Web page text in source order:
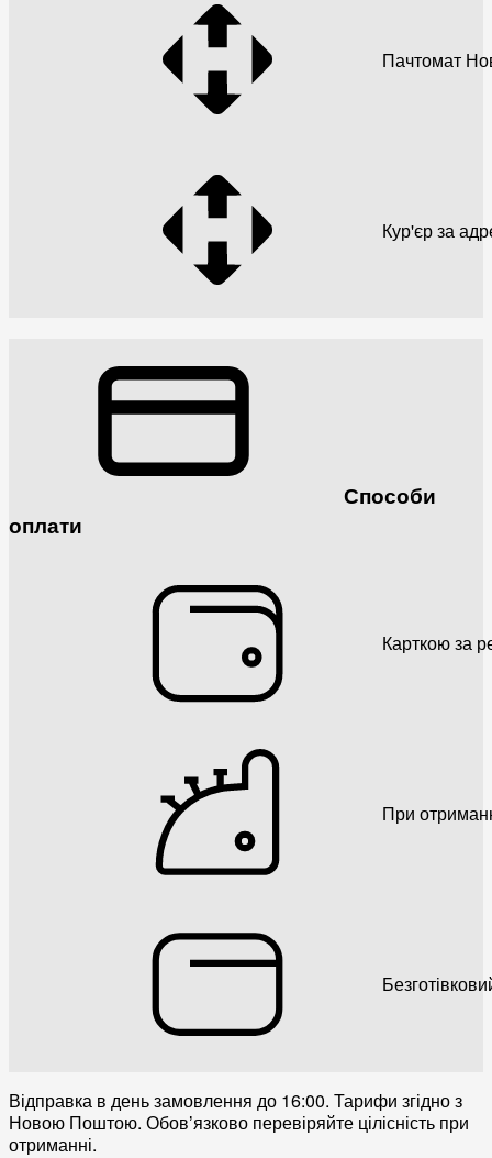
Пачтомат
Кур'єр за
Способи
оплати
Карткою за
При
Відправка в день замовлення до 16:00. Тарифи згідно з
Новою Поштою. Обовʼязково перевіряйте цілісність при
отриманні.